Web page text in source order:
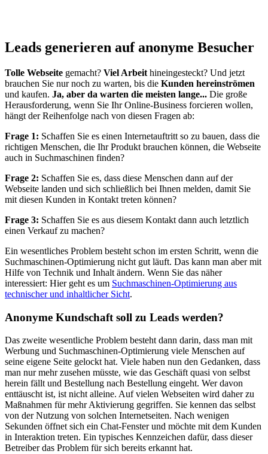
Leads generieren auf anonyme Besucher
Tolle Webseite gemacht? Viel Arbeit hineingesteckt? Und jetzt
brauchen Sie nur noch zu warten, bis die Kunden hereinströmen
und kaufen. Ja, aber da warten die meisten lange... Die große
Herausforderung, wenn Sie Ihr Online-Business forcieren wollen,
hängt der Reihenfolge nach von diesen Fragen ab:
Frage 1: Schaffen Sie es einen Internetauftritt so zu bauen, dass die
richtigen Menschen, die Ihr Produkt brauchen können, die Webseite
auch in Suchmaschinen finden?
Frage 2: Schaffen Sie es, dass diese Menschen dann auf der
Webseite landen und sich schließlich bei Ihnen melden, damit Sie
mit diesen Kunden in Kontakt treten können?
Frage 3: Schaffen Sie es aus diesem Kontakt dann auch letztlich
einen Verkauf zu machen?
Ein wesentliches Problem besteht schon im ersten Schritt, wenn die
Suchmaschinen-Optimierung nicht gut läuft. Das kann man aber mit
Hilfe von Technik und Inhalt ändern. Wenn Sie das näher
interessiert: Hier geht es um Suchmaschinen-Optimierung aus
technischer und inhaltlicher Sicht.
Anonyme Kundschaft soll zu Leads werden?
Das zweite wesentliche Problem besteht dann darin, dass man mit
Werbung und Suchmaschinen-Optimierung viele Menschen auf
seine eigene Seite gelockt hat. Viele haben nun den Gedanken, dass
man nur mehr zusehen müsste, wie das Geschäft quasi von selbst
herein fällt und Bestellung nach Bestellung eingeht. Wer davon
enttäuscht ist, ist nicht alleine. Auf vielen Webseiten wird daher zu
Maßnahmen für mehr Aktivierung gegriffen. Sie kennen das selbst
von der Nutzung von solchen Internetseiten. Nach wenigen
Sekunden öffnet sich ein Chat-Fenster und möchte mit dem Kunden
in Interaktion treten. Ein typisches Kennzeichen dafür, dass dieser
Betreiber das Problem für sich bereits erkannt hat.